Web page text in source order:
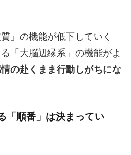
」の機能が低下していく
「大脳辺縁系」の機能がよ
の赴くまま行動しがちにな
「順番」は決まってい